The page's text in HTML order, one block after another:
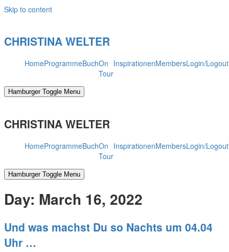
Skip to content
CHRISTINA WELTER
HomeProgrammeBuchOn
Tour
InspirationenMembersLogin/Logout
Hamburger Toggle Menu
CHRISTINA WELTER
HomeProgrammeBuchOn
Tour
InspirationenMembersLogin/Logout
Hamburger Toggle Menu
Day: March 16, 2022
Und was machst Du so Nachts um 04.04
Uhr …